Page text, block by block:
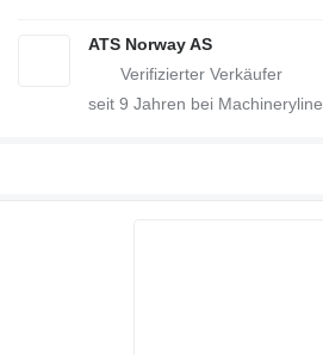
ATS Norway AS
seit 9 Jahren bei Machineryline